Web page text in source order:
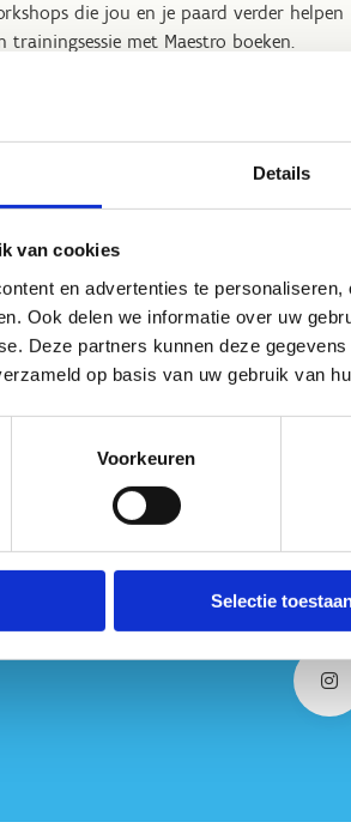
Details
van cookies
en advertenties te
Ook delen we informatie over uw
Deze partners kunnen deze
op basis van uw gebruik van
Voorkeuren
Selectie
die jou en je paard verder helpen
met Maestro boeken.
via onze webshop bij 'Sportieve